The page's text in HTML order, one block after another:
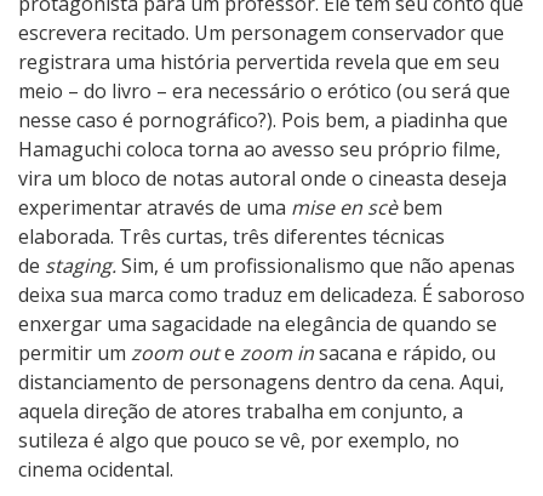
escrevera recitado. Um personagem conservador que
registrara uma história pervertida revela que em seu
meio – do livro – era necessário o erótico (ou será que
nesse caso é pornográfico?). Pois bem, a piadinha que
Hamaguchi coloca torna ao avesso seu próprio filme,
vira um bloco de notas autoral onde o cineasta deseja
experimentar através de uma mise en scèbem
elaborada. Três curtas, três diferentes técnicas
de staging.Sim, é um profissionalismo que não apenas
deixa sua marca como traduz em delicadeza. É saboroso
enxergar uma sagacidade na elegância de quando se
permitir um zoom oute zoom insacana e rápido, ou
distanciamento de personagens dentro da cena. Aqui,
aquela direção de atores trabalha em conjunto, a
sutileza é algo que pouco se vê, por exemplo, no
cinema ocidental.